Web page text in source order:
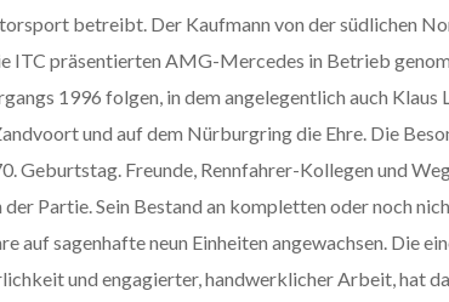
betreibt. Der Kaufmann von der südlichen
präsentierten AMG-Mercedes in Betrieb
1996 folgen, in dem angelegentlich auch
und auf dem Nürburgring die Ehre. Die
Geburtstag. Freunde, Rennfahrer-Kollegen und
Partie. Sein Bestand an kompletten oder noch
auf sagenhafte neun Einheiten angewachsen. Die
und engagierter, handwerklicher Arbeit, hat